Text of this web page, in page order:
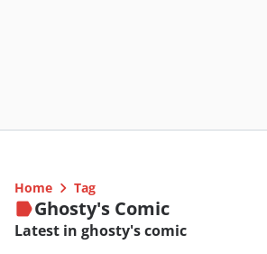
Home Tag
Ghosty's Comic
Latest in ghosty's comic